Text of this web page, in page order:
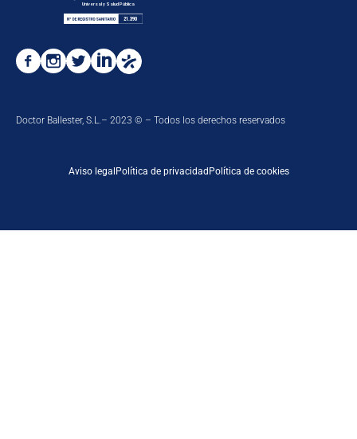
Doctor Ballester, S.L.– 2023 © – Todos los derechos reservados
Aviso legal Política de privacidad Política de cookies